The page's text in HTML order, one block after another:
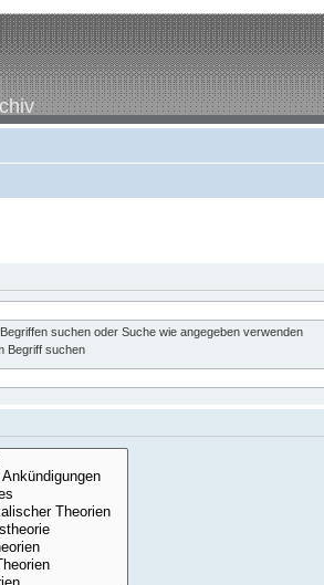
suchen oder Suche wie angegeben verwenden
Begriff suchen